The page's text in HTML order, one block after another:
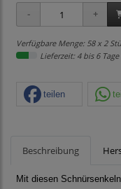
Verfügbare Menge: 58 x 2
Lieferzeit: 4 bis 6 Tage
teilen
Beschreibung
Mit diesen